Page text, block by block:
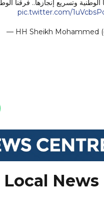
وتسريع إنجازها.. فرقنا
pic.twitter.com/
— HH Sheikh Mohammed
News